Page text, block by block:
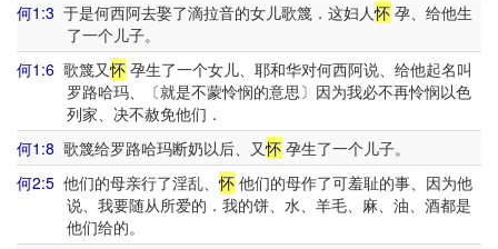
何1:3 于是何西阿去娶了滴拉音的女儿歌篾．这妇人怀 孕、给他生
了一个儿子。
何1:6 歌篾又怀 孕生了一个女儿、耶和华对何西阿说、给他起名叫
罗路哈玛、〔就是不蒙怜悯的意思〕因为我必不再怜悯以色
列家、决不赦免他们．
何1:8 歌篾给罗路哈玛断奶以后、又怀 孕生了一个儿子。
何2:5 他们的母亲行了淫乱、怀 他们的母作了可羞耻的事、因为他
说、我要随从所爱的．我的饼、水、羊毛、麻、油、酒都是
他们给的。